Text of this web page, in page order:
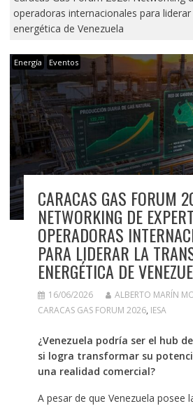
operadoras internacionales para
energética de Venezuela
Energía Eventos
CARACAS GAS FORUM
NETWORKING DE
OPERADORAS
PARA LIDERAR LA
ENERGÉTICA DE
16/06/2026
ALBERTO MARÍN
CARACAS GAS FORUM 2026, IESA
¿Venezuela podría ser el hub
si logra transformar su
una realidad comercial?
A pesar de que Venezuela posee